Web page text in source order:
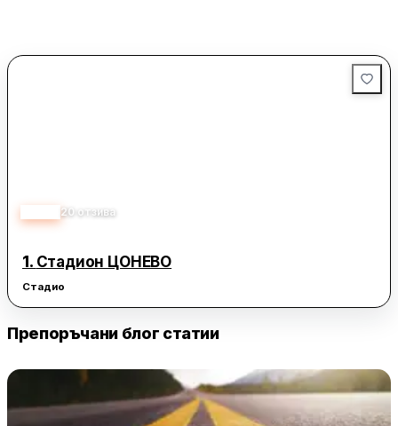
20 отзива
1. Стадион ЦОНЕВО
Стадио
Препоръчани блог статии